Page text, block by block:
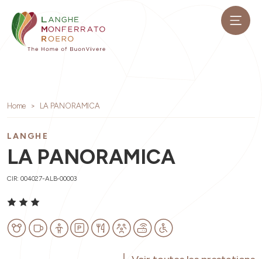
Home LA PANORAMICA
LANGHE
LA PANORAMICA
CIR: 004027-ALB-00003